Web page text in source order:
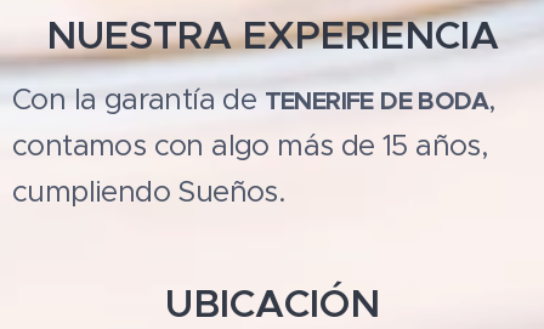
NUESTRA EXPERIENCIA
Con la garantía de TENERIFE DE BODA,
contamos con algo más de 15 años,
cumpliendo Sueños.
UBICACIÓN